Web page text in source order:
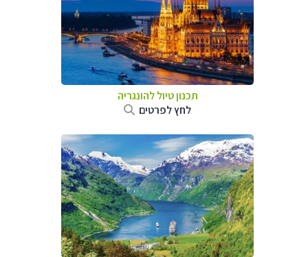
תכנון טיול להונגריה
לחץ לפרטים